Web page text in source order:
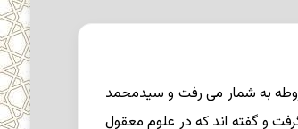
، از رهبران مشهور مشروطه به شمار می رفت و سیدمحمد
آموزشهای دینی را نزد پدرش فرا گرفت و گفته اند که در علوم معقول